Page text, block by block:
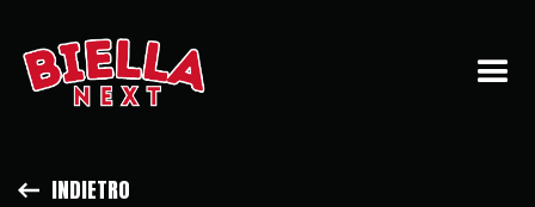
INDIETRO